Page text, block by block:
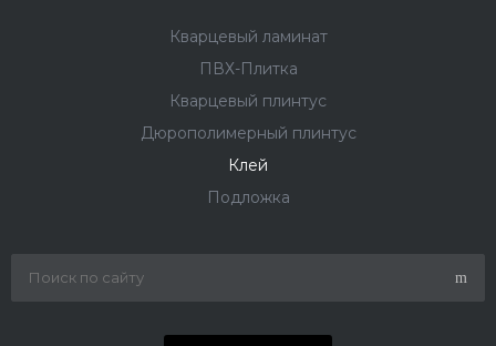
Кварцевый ламинат
ПВХ-Плитка
Кварцевый плинтус
Дюрополимерный плинтус
Клей
Подложка